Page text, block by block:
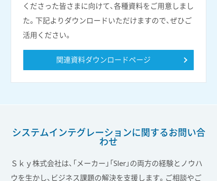
くださった皆さまに向けて、各種資料をご用意しまし
た。下記よりダウンロードいただけますので、ぜひご
活用ください。
関連資料ダウンロードページ
システムインテグレーションに関するお問い合
わせ
Ｓｋｙ株式会社は、「メーカー」「SIer」の両方の経験とノウハ
ウを生かし、ビジネス課題の解決を支援します。ご相談やご